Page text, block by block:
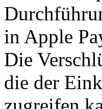
in Apple
Die
die der